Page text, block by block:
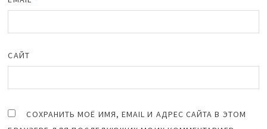
САЙТ
СОХРАНИТЬ МОЁ ИМЯ, EMAIL И АДРЕС САЙТА В ЭТОМ